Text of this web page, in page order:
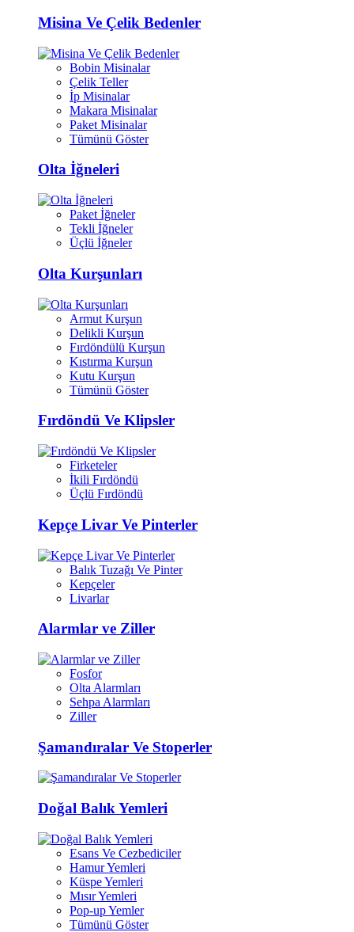
Misina Ve Çelik Bedenler
Bobin Misinalar
Çelik Teller
İp Misinalar
Makara Misinalar
Paket Misinalar
Tümünü Göster
Olta İğneleri
Paket İğneler
Tekli İğneler
Üçlü İğneler
Olta Kurşunları
Armut Kurşun
Delikli Kurşun
Fırdöndülü Kurşun
Kıstırma Kurşun
Kutu Kurşun
Tümünü Göster
Fırdöndü Ve Klipsler
Firketeler
İkili Fırdöndü
Üçlü Fırdöndü
Kepçe Livar Ve Pinterler
Balık Tuzağı Ve Pinter
Kepçeler
Livarlar
Alarmlar ve Ziller
Fosfor
Olta Alarmları
Sehpa Alarmları
Ziller
Şamandıralar Ve Stoperler
Doğal Balık Yemleri
Esans Ve Cezbediciler
Hamur Yemleri
Küspe Yemleri
Mısır Yemleri
Pop-up Yemler
Tümünü Göster